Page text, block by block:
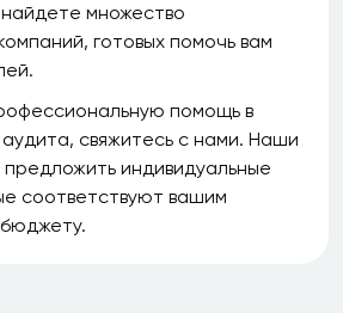
множество
готовых помочь вам
помощь в
свяжитесь с нами. Наши
индивидуальные
соответствуют вашим